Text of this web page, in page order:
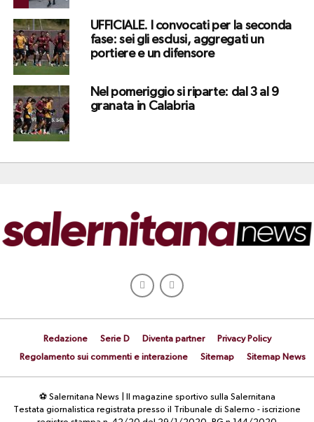
UFFICIALE. I convocati per la seconda
fase: sei gli esclusi, aggregati un
portiere e un difensore
Nel pomeriggio si riparte: dal 3 al 9
granata in Calabria
Redazione Serie D Diventa partner
Privacy Policy
Regolamento sui commenti e interazione
Sitemap Sitemap News
⚽ Salernitana News | Il magazine sportivo sulla Salernitana
Testata giornalistica registrata presso il Tribunale di Salerno - iscrizione